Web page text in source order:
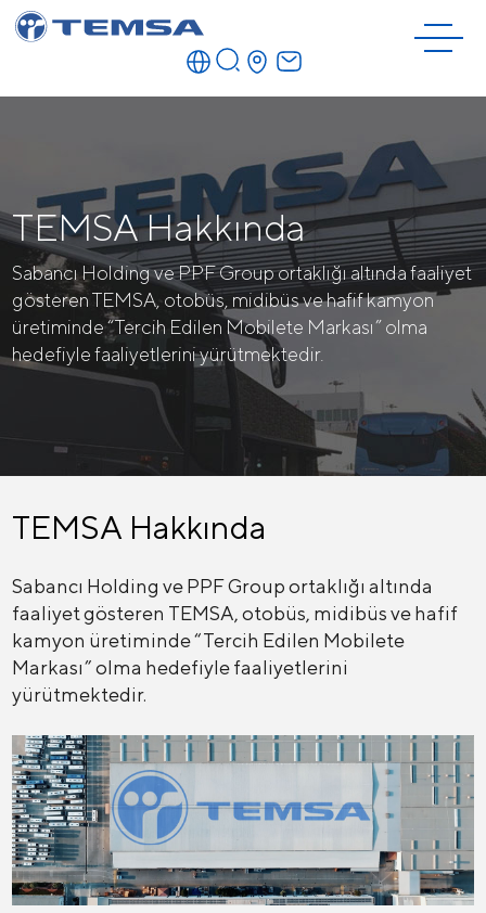
TEMSA Hakkında
Sabancı Holding ve PPF Group ortaklığı altında faaliyet
gösteren TEMSA, otobüs, midibüs ve hafif kamyon
üretiminde “Tercih Edilen Mobilete Markası” olma
hedefiyle faaliyetlerini yürütmektedir.
TEMSA Hakkında
Sabancı Holding ve PPF Group ortaklığı altında
faaliyet gösteren TEMSA, otobüs, midibüs ve hafif
kamyon üretiminde “Tercih Edilen Mobilete
Markası” olma hedefiyle faaliyetlerini
yürütmektedir.